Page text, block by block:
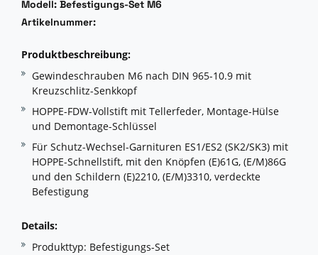
Modell: Befestigungs-Set M6
Artikelnummer:
Produktbeschreibung:
Gewindeschrauben M6 nach DIN 965-10.9 mit
Kreuzschlitz-Senkkopf
HOPPE-FDW-Vollstift mit Tellerfeder, Montage-Hülse
und Demontage-Schlüssel
Für Schutz-Wechsel-Garnituren ES1/ES2 (SK2/SK3) mit
HOPPE-Schnellstift, mit den Knöpfen (E)61G, (E/M)86G
und den Schildern (E)2210, (E/M)3310, verdeckte
Befestigung
Details:
Produkttyp: Befestigungs-Set